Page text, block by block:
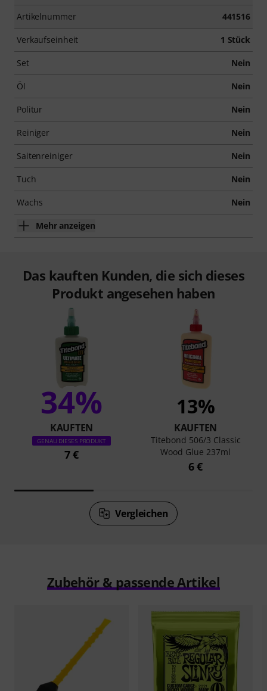
Artikelnummer 441516
Verkaufseinheit 1 Stück
Set Nein
Öl Nein
Politur Nein
Reiniger Nein
Saitenreiniger Nein
Tuch Nein
Wachs Nein
Mehr anzeigen
Das kauften Kunden, die sich dieses
Produkt angesehen haben
34%
KAUFTEN
GENAU DIESES PRODUKT
7 €
13%
KAUFTEN
Titebond 506/3 Classic
Wood Glue 237ml
6 €
Vergleichen
Zubehör & passende Artikel